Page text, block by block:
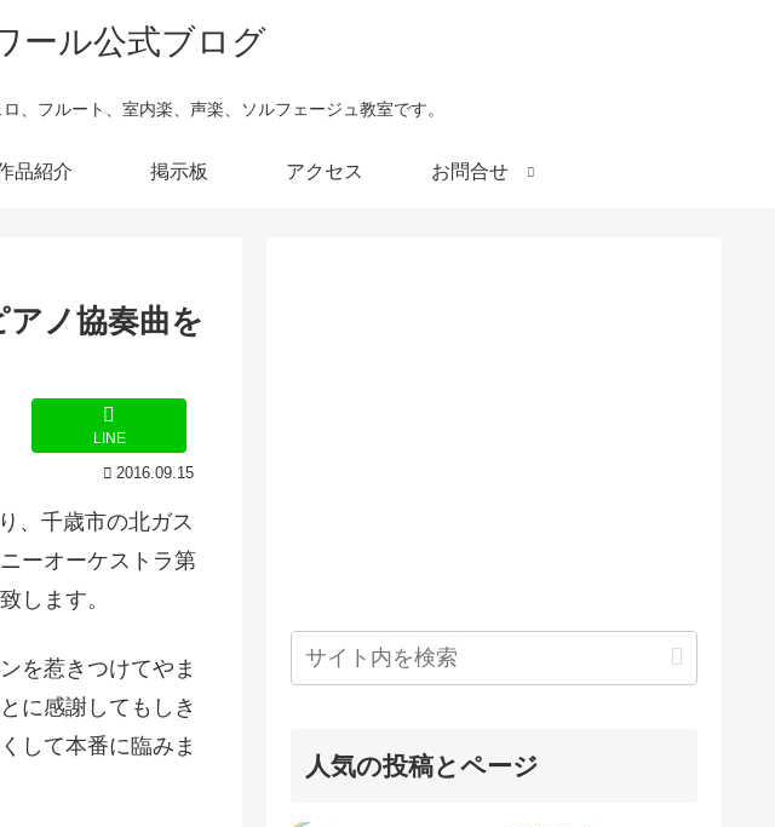
、フルート、室内楽、声楽、ソルフェージュ教室です。
品紹介 掲示板 アクセス お問合せ
ノ協奏曲を
LINE
2016.09.15
、千歳市の北ガス
ーオーケストラ第
します。
を惹きつけてやま
に感謝してもしき
して本番に臨みま
人気の投稿とページ